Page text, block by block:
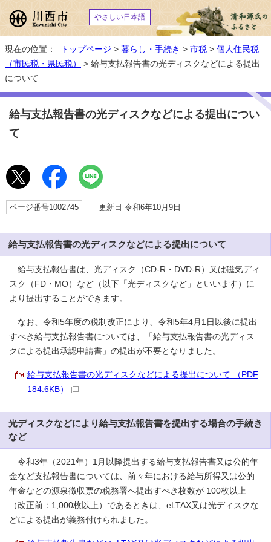
やさしい日本語
現在の位置： トップページ > 暮らし・手続き > 市税 > 個人住民税
（市民税・県民税）
> 給与支払報告書の光ディスクなどによる提出
について
給与支払報告書の光ディスクなどによる提出につい
て
ページ番号1002745 更新日 令和6年10月9日
給与支払報告書の光ディスクなどによる提出について
給与支払報告書は、光ディスク（CD-R・DVD-R）又は磁気ディ
スク（FD・MO）など（以下「光ディスクなど」といいます）に
より提出することができます。
なお、令和5年度の税制改正により、令和5年4月1日以後に提出
すべき給与支払報告書については、「給与支払報告書の光ディス
クによる提出承認申請書」の提出が不要となりました。
給与支払報告書の光ディスクなどによる提出について （PDF
184.6KB）
光ディスクなどにより給与支払報告書を提出する場合の手続き
など
令和3年（2021年）1月以降提出する給与支払報告書又は公的年
金など支払報告書については、前々年における給与所得又は公的
年金などの源泉徴収票の税務署へ提出すべき枚数が 100枚以上
（改正前：1,000枚以上）であるときは、eLTAX又は光ディスクな
どによる提出が義務付けられました。